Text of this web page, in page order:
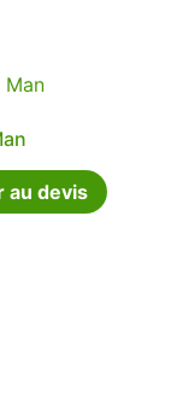
au devis